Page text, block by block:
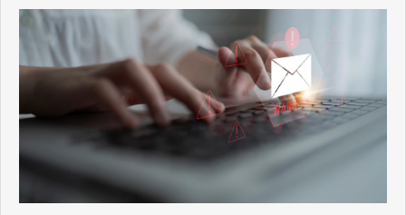
ブログ
よくあるご質問